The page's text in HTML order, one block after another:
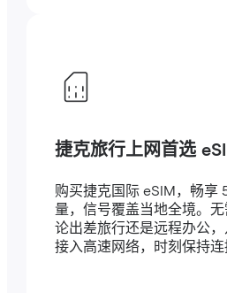
捷克旅行上网首选
购买捷克国际 eSIM，畅享
量，信号覆盖当地全境。
论出差旅行还是远程办公
接入高速网络，时刻保持连